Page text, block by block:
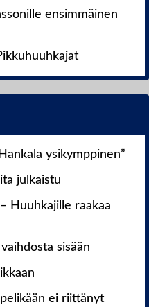
ensimmäinen
ysikymppinen”
julkaistu
Huuhkajille raakaa
sisään
ei riittänyt